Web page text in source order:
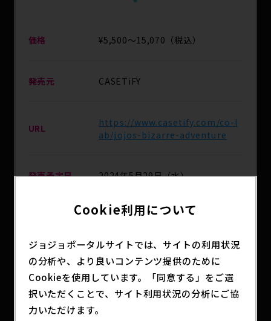
価格 ¥5,500〜15,070（税込）
発売元 CASETiFY
URL
https://www.casetify.com/co-l
ab/jojos-bizarre-adventure
発売予定日 2024年5月29日（水）
CASETiFY オンラインストア / 直営
Cookie利用について
ジョジョポータルサイトでは、サイトの利用状況
の分析や、より良いコンテンツ提供のために
Cookieを使用しています。「同意する」をご選
択いただくことで、サイト利用状況の分析にご協
力いただけます。